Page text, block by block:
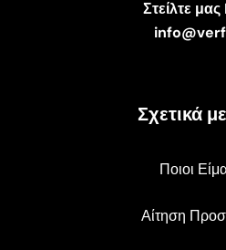
Στείλτε
Σχετικά
Ποιοι
Αίτηση